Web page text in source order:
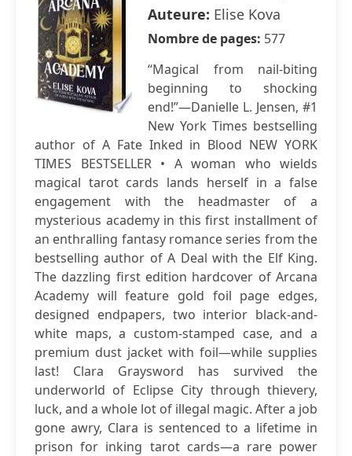
Auteure: Elise Kova
Nombre de pages: 577
“Magical from nail-biting
beginning to shocking
end!”—Danielle L. Jensen, #1
New York Times bestselling
author of A Fate Inked in Blood NEW YORK
TIMES BESTSELLER • A woman who wields
magical tarot cards lands herself in a false
engagement with the headmaster of a
mysterious academy in this first installment of
an enthralling fantasy romance series from the
bestselling author of A Deal with the Elf King.
The dazzling first edition hardcover of Arcana
Academy will feature gold foil page edges,
designed endpapers, two interior black-and-
white maps, a custom-stamped case, and a
premium dust jacket with foil—while supplies
last! Clara Graysword has survived the
underworld of Eclipse City through thievery,
luck, and a whole lot of illegal magic. After a job
gone awry, Clara is sentenced to a lifetime in
prison for inking tarot cards—a rare power